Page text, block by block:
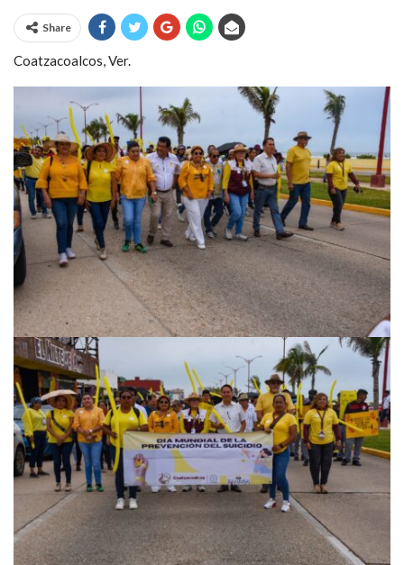
Share
Coatzacoalcos, Ver.